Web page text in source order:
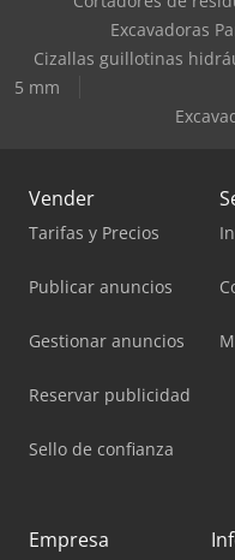
Excavadoras
Cizallas guillotinas
5 mm
Vender
Tarifas y Precios
Publicar anuncios
Gestionar anuncios
Reservar publicidad
Sello de confianza
Empresa